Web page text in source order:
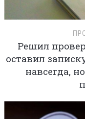
Решил
оставил
навсегда,